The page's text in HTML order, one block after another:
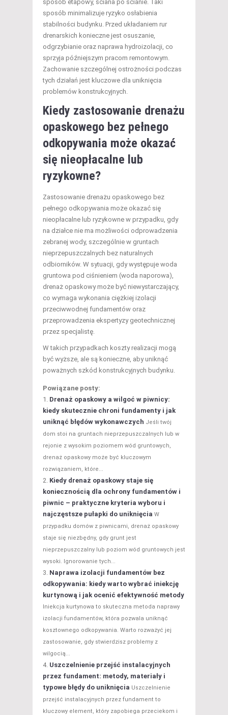
sposób etapowy, ściana po ścianie. Taki
sposób minimalizuje ryzyko osłabienia
stabilności budynku. Przed układaniem rur
drenarskich konieczne jest osuszanie,
odgrzybianie oraz naprawa hydroizolacji, co
sprzyja późniejszym pracom remontowym.
Zachowanie szczególnej ostrożności podczas
tych działań jest kluczowe dla uniknięcia
problemów konstrukcyjnych.
Kiedy zastosowanie drenażu
opaskowego bez pełnego
odkopywania może okazać
się nieopłacalne lub
ryzykowne?
Zastosowanie drenażu opaskowego bez
pełnego odkopywania może okazać się
nieopłacalne lub ryzykowne w przypadku, gdy
na działce nie ma możliwości odprowadzenia
zebranej wody, szczególnie w gruntach
nieprzepuszczalnych bez naturalnych
odbiorników. W sytuacji, gdy występuje woda
gruntowa pod ciśnieniem (woda naporowa),
drenaż opaskowy może być niewystarczający,
co wymaga wykonania ciężkiej izolacji
przeciwwodnej fundamentów oraz
przeprowadzenia ekspertyzy geotechnicznej
przez specjalistę.
W takich przypadkach koszty realizacji mogą
być wyższe, ale są konieczne, aby uniknąć
poważnych szkód konstrukcyjnych budynku.
Powiązane posty:
Drenaż opaskowy a wilgoć w piwnicy:
kiedy skutecznie chroni fundamenty i jak
uniknąć błędów wykonawczych Jeśli twój
dom stoi na gruntach nieprzepuszczalnych lub w
rejonie z wysokim poziomem wód gruntowych,
drenaż opaskowy może być kluczowym
rozwiązaniem, które...
Kiedy drenaż opaskowy staje się
koniecznością dla ochrony fundamentów i
piwnic – praktyczne kryteria wyboru i
najczęstsze pułapki do uniknięcia W
przypadku domów z piwnicami, drenaż opaskowy
staje się niezbędny, gdy grunt jest
nieprzepuszczalny lub poziom wód gruntowych jest
wysoki. Ignorowanie tych...
Naprawa izolacji fundamentów bez
odkopywania: kiedy warto wybrać iniekcję
kurtynową i jak ocenić efektywność metody
Iniekcja kurtynowa to skuteczna metoda naprawy
izolacji fundamentów, która pozwala uniknąć
kosztownego odkopywania. Warto rozważyć jej
zastosowanie, gdy stwierdzisz problemy z
wilgocią...
Uszczelnienie przejść instalacyjnych
przez fundament: metody, materiały i
typowe błędy do uniknięcia Uszczelnienie
przejść instalacyjnych przez fundament to
kluczowy element, który zapobiega przeciekom i